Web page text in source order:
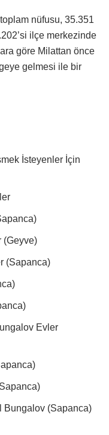
nüfusu, 35.351
ilçe merkezinde
göre Milattan önce
gelmesi ile bir
İsteyenler İçin
(Geyve)
(Sapanca)
Evler
Bungalov (Sapanca)